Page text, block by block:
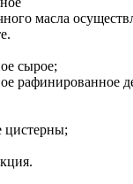
масла
сырое;
рафинированное
цистерны;